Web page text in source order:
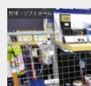
野球・ソフトボール